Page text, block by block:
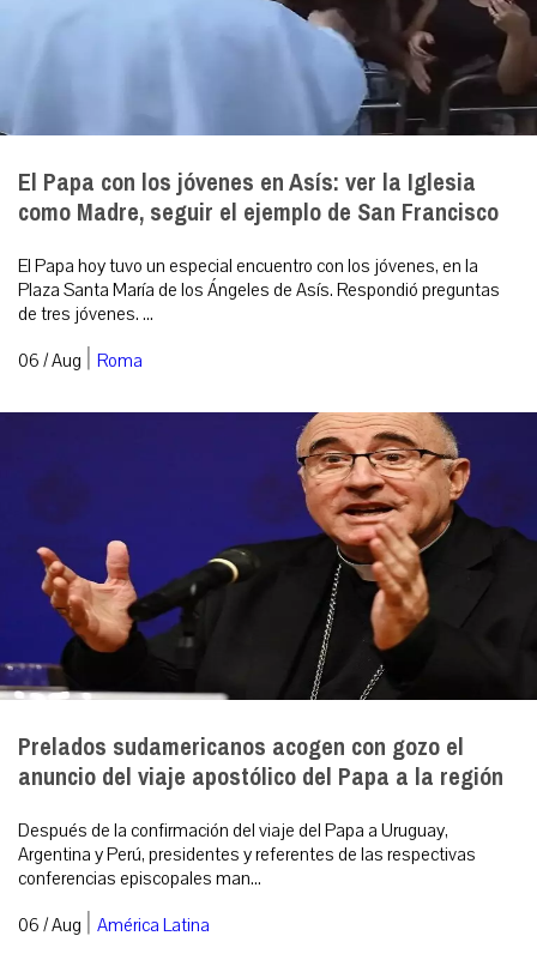
El Papa con los jóvenes en Asís: ver la Iglesia
como Madre, seguir el ejemplo de San Francisco
El Papa hoy tuvo un especial encuentro con los jóvenes, en la
Plaza Santa María de los Ángeles de Asís. Respondió preguntas
de tres jóvenes. ...
06 / Aug | Roma
Prelados sudamericanos acogen con gozo el
anuncio del viaje apostólico del Papa a la región
Después de la confirmación del viaje del Papa a Uruguay,
Argentina y Perú, presidentes y referentes de las respectivas
conferencias episcopales man...
06 / Aug | América Latina